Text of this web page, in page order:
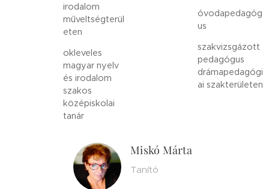
irodalom
műveltségterül
eten
okleveles
magyar nyelv
és irodalom
szakos
középiskolai
tanár
óvodapedagóg
us
szakvizsgázott
pedagógus
drámapedagógi
ai szakterületen
Miskó Márta
Tanító